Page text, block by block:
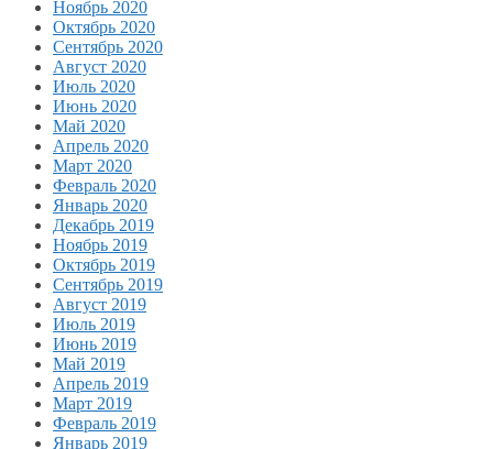
Ноябрь 2020
Октябрь 2020
Сентябрь 2020
Август 2020
Июль 2020
Июнь 2020
Май 2020
Апрель 2020
Март 2020
Февраль 2020
Январь 2020
Декабрь 2019
Ноябрь 2019
Октябрь 2019
Сентябрь 2019
Август 2019
Июль 2019
Июнь 2019
Май 2019
Апрель 2019
Март 2019
Февраль 2019
Январь 2019